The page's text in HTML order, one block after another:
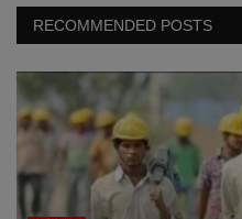
RECOMMENDED POSTS